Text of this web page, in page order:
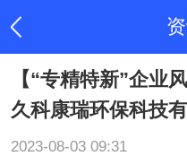
【“专精特新”企业
久科康瑞环保科技
2023-08-03 09:31